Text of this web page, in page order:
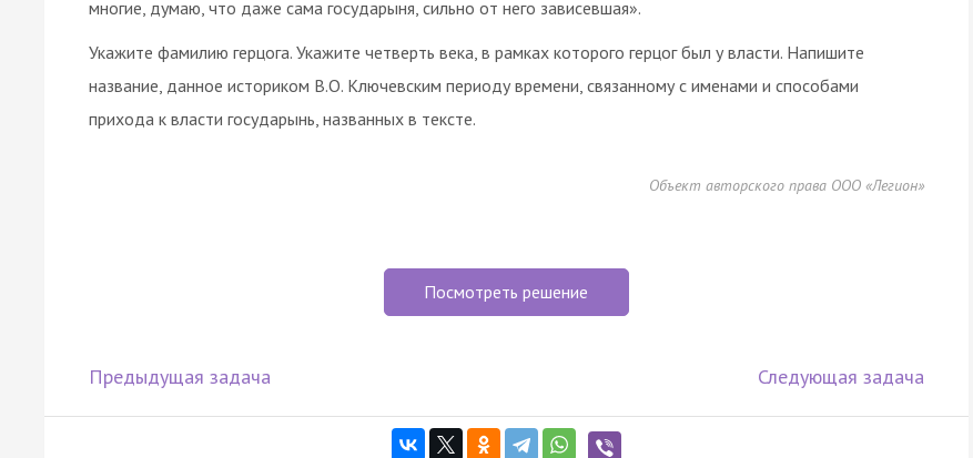
многие, думаю, что даже сама государыня, сильно от него зависевшая».
Укажите фамилию герцога. Укажите четверть века, в рамках которого герцог был у власти. Напишите
название, данное историком В.О. Ключевским периоду времени, связанному с именами и способами
прихода к власти государынь, названных в тексте.
Объект авторского права ООО «Легион»
Посмотреть решение
Предыдущая задача Следующая задача